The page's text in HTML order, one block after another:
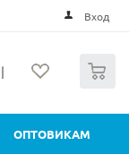
Вход
ОПТОВИКАМ